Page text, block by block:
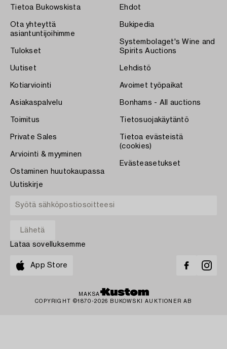
Tietoa Bukowskista
Ota yhteyttä
asiantuntijoihimme
Tulokset
Uutiset
Kotiarviointi
Asiakaspalvelu
Toimitus
Private Sales
Arviointi & myyminen
Ostaminen huutokaupassa
Ehdot
Bukipedia
Systembolaget's Wine and
Spirits Auctions
Lehdistö
Avoimet työpaikat
Bonhams - All auctions
Tietosuojakäytäntö
Tietoa evästeistä
(cookies)
Evästeasetukset
Uutiskirje
Lataa sovelluksemme
App Store
MAKSA
COPYRIGHT ©1870-2026 BUKOWSKI AUKTIONER AB